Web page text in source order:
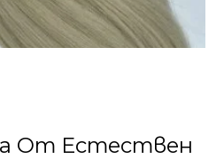
От Естествен